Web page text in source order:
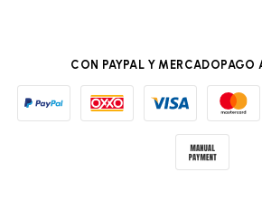
CON PAYPAL Y MERCADOPAGO